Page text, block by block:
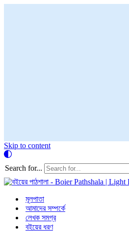
Skip to content
Search for...
মূলপাতা
আমাদের সম্পর্কে
লেখক সমগ্র
বইয়ের ধরণ